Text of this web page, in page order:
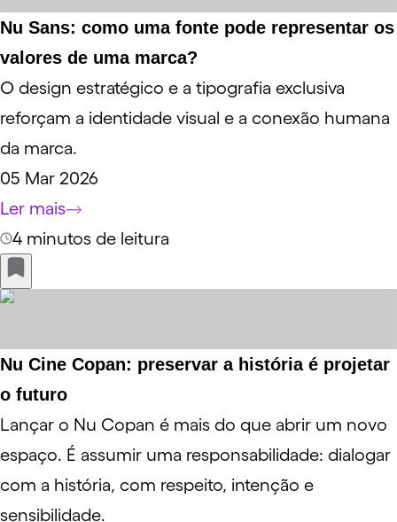
Nu Sans: como uma fonte pode representar os
valores de uma marca?
O design estratégico e a tipografia exclusiva
reforçam a identidade visual e a conexão humana
da marca.
05 Mar 2026
Ler mais
4 minutos de leitura
Nu Cine Copan: preservar a história é projetar
o futuro
Lançar o Nu Copan é mais do que abrir um novo
espaço. É assumir uma responsabilidade: dialogar
com a história, com respeito, intenção e
sensibilidade.